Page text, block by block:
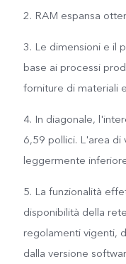
2. RAM espansa
3. Le dimensioni e il
base ai processi
forniture di materiali
4. In diagonale,
6,59 pollici. L'area di
leggermente
5. La funzionalità
disponibilità della
regolamenti vigenti,
dalla versione